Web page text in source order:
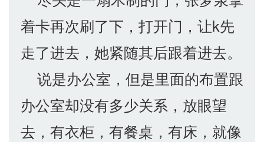
着卡再次刷了下，打开门，让k先
走了进去，她紧随其后跟着进去。
说是办公室，但是里面的布置跟
办公室却没有多少关系，放眼望
去，有衣柜，有餐桌，有床，就像